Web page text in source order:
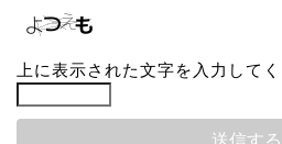
上に表示された文字を入力してく